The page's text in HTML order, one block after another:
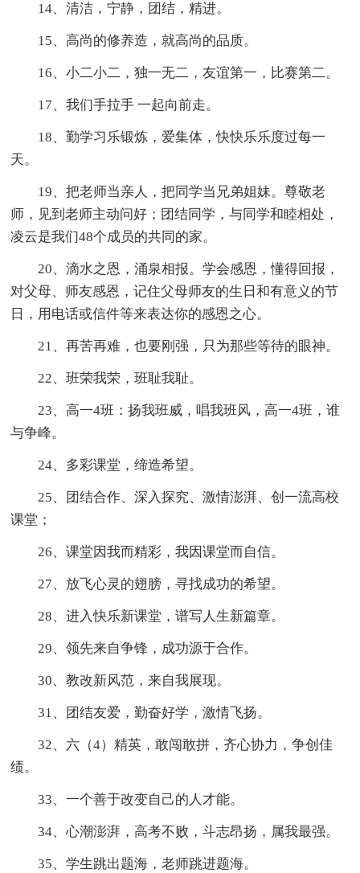
14、清洁，宁静，团结，精进。
15、高尚的修养造，就高尚的品质。
16、小二小二，独一无二，友谊第一，比赛第二。
17、我们手拉手 一起向前走。
18、勤学习乐锻炼，爱集体，快快乐乐度过每一
天。
19、把老师当亲人，把同学当兄弟姐妹。尊敬老
师，见到老师主动问好；团结同学，与同学和睦相处，
凌云是我们48个成员的共同的家。
20、滴水之恩，涌泉相报。学会感恩，懂得回报，
对父母、师友感恩，记住父母师友的生日和有意义的节
日，用电话或信件等来表达你的感恩之心。
21、再苦再难，也要刚强，只为那些等待的眼神。
22、班荣我荣，班耻我耻。
23、高一4班：扬我班威，唱我班风，高一4班，谁
与争峰。
24、多彩课堂，缔造希望。
25、团结合作、深入探究、激情澎湃、创一流高校
课堂；
26、课堂因我而精彩，我因课堂而自信。
27、放飞心灵的翅膀，寻找成功的希望。
28、进入快乐新课堂，谱写人生新篇章。
29、领先来自争锋，成功源于合作。
30、教改新风范，来自我展现。
31、团结友爱，勤奋好学，激情飞扬。
32、六（4）精英，敢闯敢拼，齐心协力，争创佳
绩。
33、一个善于改变自己的人才能。
34、心潮澎湃，高考不败，斗志昂扬，属我最强。
35、学生跳出题海，老师跳进题海。